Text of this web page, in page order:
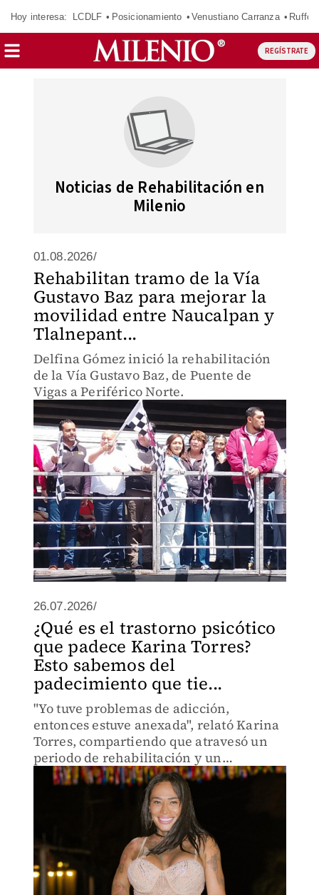
Hoy interesa: LCDLF Posicionamiento Venustiano Carranza Ruffo
REGÍSTRATE
Noticias de Rehabilitación en
Milenio
01.08.2026/
Rehabilitan tramo de la Vía
Gustavo Baz para mejorar la
movilidad entre Naucalpan y
Tlalnepant...
Delfina Gómez inició la rehabilitación
de la Vía Gustavo Baz, de Puente de
Vigas a Periférico Norte.
26.07.2026/
¿Qué es el trastorno psicótico
que padece Karina Torres?
Esto sabemos del
padecimiento que tie...
"Yo tuve problemas de adicción,
entonces estuve anexada", relató Karina
Torres, compartiendo que atravesó un
periodo de rehabilitación y un
diagnóstico de salud mental.